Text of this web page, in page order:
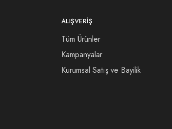
ALIŞVERIŞ
Tüm Ürünler
Kampanyalar
Kurumsal Satış ve Bayilik